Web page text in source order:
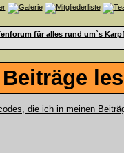
für alles rund um`s
Beiträge
die ich in meinen